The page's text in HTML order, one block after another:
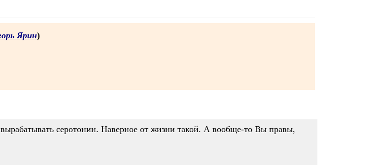
Ярин)
вырабатывать серотонин. Наверное от жизни такой. А вообще-то Вы правы,